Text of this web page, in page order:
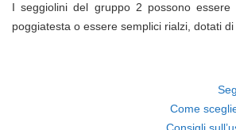
I seggiolini del gruppo 2 possono
poggiatesta o essere semplici rialzi, dotati di
Come